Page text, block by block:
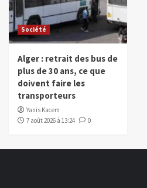
Société
Alger : retrait des bus de
plus de 30 ans, ce que
doivent faire les
transporteurs
Yanis Kacem
7 août 2026 à 13:24
0